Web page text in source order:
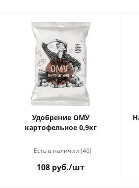
Удобрение ОМУ
картофельное 0,9кг
Есть в наличии (46)
108 руб./шт